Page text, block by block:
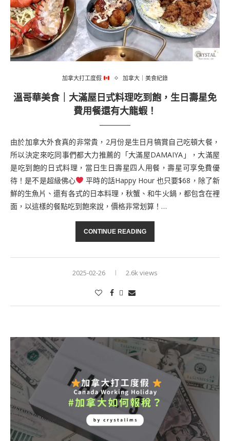
加拿大打工度假 加拿大｜美食紀錄
溫哥華美食｜大滿屋日式料理吃到飽，生日壽星免
費用餐還有大龍蝦！
由於加拿大外食真的非常貴，2月份是生日月犒賞自己吃頓大餐，
所以決定來吃同事們都大力推薦的「大滿屋DAMAIYA」，大滿屋
是吃到飽的日式料理，當日生日壽星四人用餐，壽星可享免費優
待！是不是超級佛心
平時的話Happy Hour 也只要$68，除了新
鮮的生魚片、還有各式的日本料理，秋蟹、和牛火鍋，都包含在裡
面，以這樣的餐點吃到飽來說，價格非常划算！…
CONTINUE READING
2025-02-26 2.6k views